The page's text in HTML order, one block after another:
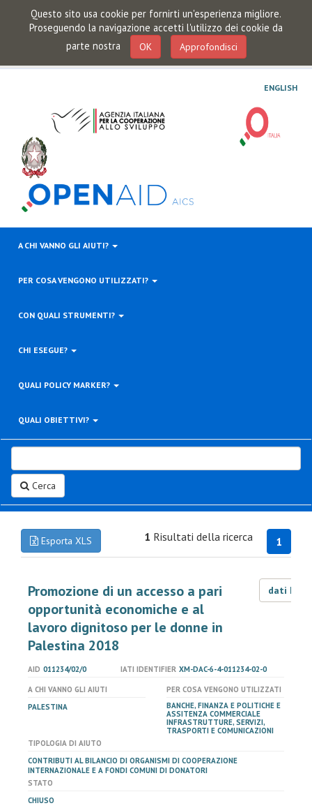
Questo sito usa cookie per fornirti un'esperienza migliore.
Proseguendo la navigazione accetti l'utilizzo dei cookie da
parte nostra
OK Approfondisci
ENGLISH
A CHI VANNO GLI AIUTI?
PER COSA VENGONO UTILIZZATI?
CON QUALI STRUMENTI?
CHI ESEGUE?
QUALI POLICY MARKER?
QUALI OBIETTIVI?
Cerca
Esporta XLS 1
1 Risultati della ricerca
Promozione di un accesso a pari
opportunità economiche e al
lavoro dignitoso per le donne in
Palestina 2018
dati LOD
AID 011234/02/0 IATI IDENTIFIER XM-DAC-6-4-011234-02-0
A CHI VANNO GLI AIUTI
PALESTINA
PER COSA VENGONO UTILIZZATI
BANCHE, FINANZA E POLITICHE E
ASSITENZA COMMERCIALE
INFRASTRUTTURE, SERVIZI,
TRASPORTI E COMUNICAZIONI
TIPOLOGIA DI AIUTO
CONTRIBUTI AL BILANCIO DI ORGANISMI DI COOPERAZIONE
INTERNAZIONALE E A FONDI COMUNI DI DONATORI
STATO
CHIUSO